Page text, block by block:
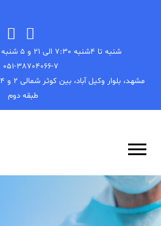
شنبه تا 4شنبه 7:30 الی 21 و 5 شنبه ها 7:30 الی 14:30
051-38704066-7
طبقه دوم